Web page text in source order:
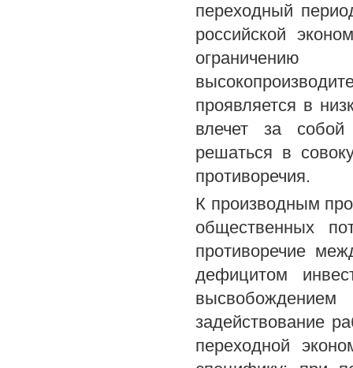
переходный
российской
ограничению
проявляется в
влечет за
решаться в
противоречия.
К производным
общественных
противоречие
дефицитом
задействование
переходной